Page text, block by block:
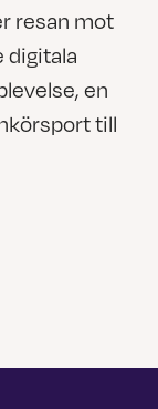
resan mot
digitala
en
till